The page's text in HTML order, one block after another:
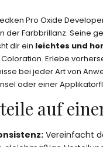
Pro Oxide Developer
der Farbbrillanz. Seine
dir ein leichtes und
Erlebe
bei jeder Art von
oder einer
auf
Vereinfacht